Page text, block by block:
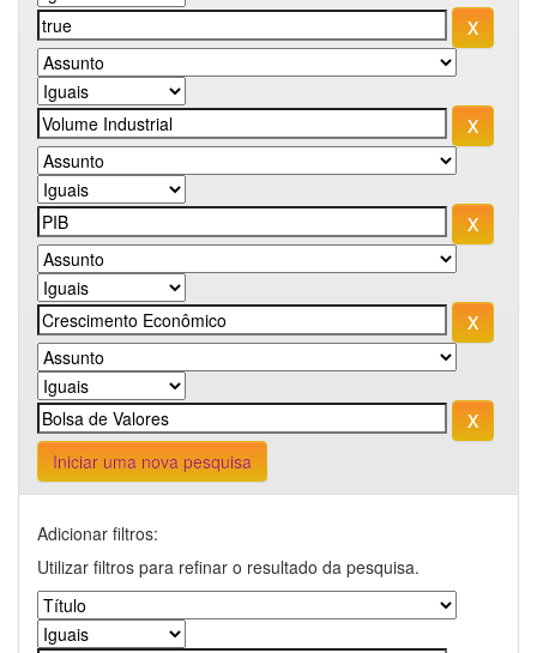
Iniciar uma nova pesquisa
Adicionar filtros:
Utilizar filtros para refinar o resultado da pesquisa.